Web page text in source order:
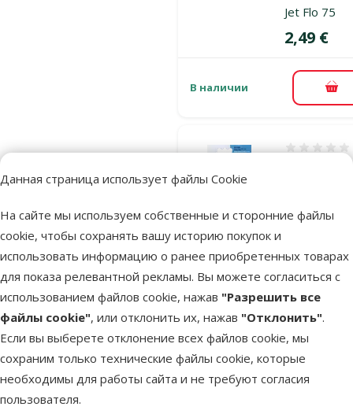
Данная страница использует файлы Cookie
На сайте мы используем собственные и сторонние файлы
cookie, чтобы сохранять вашу историю покупок и
использовать информацию о ранее приобретенных товарах
для показа релевантной рекламы. Вы можете согласиться с
использованием файлов cookie, нажав "Разрешить все
файлы cookie", или отклонить их, нажав "Отклонить".
Если вы выберете отклонение всех файлов cookie, мы
сохраним только технические файлы cookie, которые
необходимы для работы сайта и не требуют согласия
пользователя.
Jet Flo 75
Цена
2,49 €
В наличии В
фильтра –
Оценка 0%
Цена
3,99 €
В наличии